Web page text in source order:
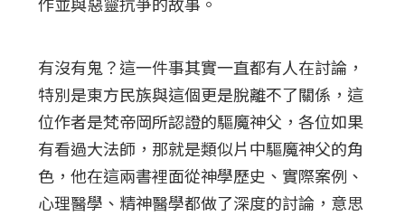
有沒有鬼？這一件事其實一直都有人在討論，
特別是東方民族與這個更是脫離不了關係，這
位作者是梵帝岡所認證的驅魔神父，各位如果
有看過大法師，那就是類似片中驅魔神父的角
色，他在這兩書裡面從神學歷史、實際案例、
心理醫學、精神醫學都做了深度的討論，意思